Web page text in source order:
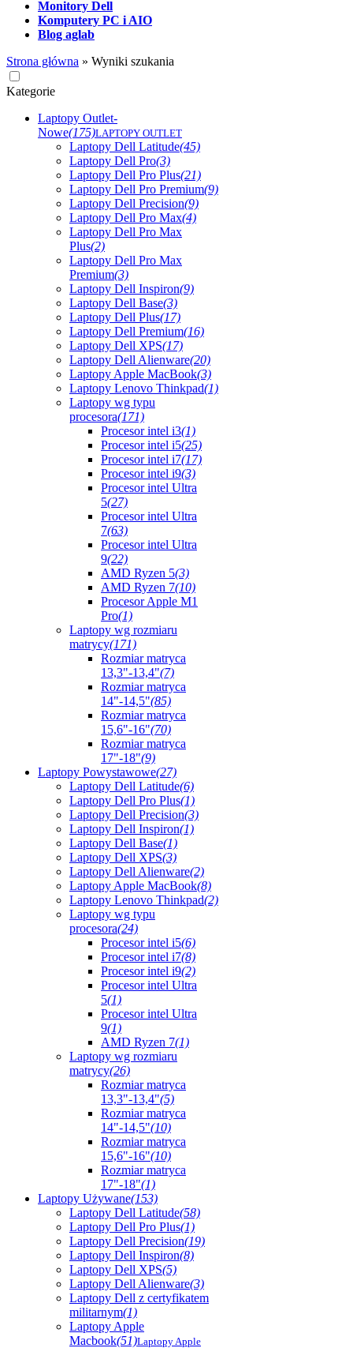
Monitory Dell
Komputery PC i AIO
Blog aglab
Strona główna » Wyniki szukania
Kategorie
Laptopy Outlet-
Nowe(175)LAPTOPY OUTLET
Laptopy Dell Latitude(45)
Laptopy Dell Pro(3)
Laptopy Dell Pro Plus(21)
Laptopy Dell Pro Premium(9)
Laptopy Dell Precision(9)
Laptopy Dell Pro Max(4)
Laptopy Dell Pro Max
Plus(2)
Laptopy Dell Pro Max
Premium(3)
Laptopy Dell Inspiron(9)
Laptopy Dell Base(3)
Laptopy Dell Plus(17)
Laptopy Dell Premium(16)
Laptopy Dell XPS(17)
Laptopy Dell Alienware(20)
Laptopy Apple MacBook(3)
Laptopy Lenovo Thinkpad(1)
Laptopy wg typu
procesora(171)
Procesor intel i3(1)
Procesor intel i5(25)
Procesor intel i7(17)
Procesor intel i9(3)
Procesor intel Ultra
5(27)
Procesor intel Ultra
7(63)
Procesor intel Ultra
9(22)
AMD Ryzen 5(3)
AMD Ryzen 7(10)
Procesor Apple M1
Pro(1)
Laptopy wg rozmiaru
matrycy(171)
Rozmiar matryca
13,3"-13,4"(7)
Rozmiar matryca
14"-14,5"(85)
Rozmiar matryca
15,6"-16"(70)
Rozmiar matryca
17"-18"(9)
Laptopy Powystawowe(27)
Laptopy Dell Latitude(6)
Laptopy Dell Pro Plus(1)
Laptopy Dell Precision(3)
Laptopy Dell Inspiron(1)
Laptopy Dell Base(1)
Laptopy Dell XPS(3)
Laptopy Dell Alienware(2)
Laptopy Apple MacBook(8)
Laptopy Lenovo Thinkpad(2)
Laptopy wg typu
procesora(24)
Procesor intel i5(6)
Procesor intel i7(8)
Procesor intel i9(2)
Procesor intel Ultra
5(1)
Procesor intel Ultra
9(1)
AMD Ryzen 7(1)
Laptopy wg rozmiaru
matrycy(26)
Rozmiar matryca
13,3"-13,4"(5)
Rozmiar matryca
14"-14,5"(10)
Rozmiar matryca
15,6"-16"(10)
Rozmiar matryca
17"-18"(1)
Laptopy Używane(153)
Laptopy Dell Latitude(58)
Laptopy Dell Pro Plus(1)
Laptopy Dell Precision(19)
Laptopy Dell Inspiron(8)
Laptopy Dell XPS(5)
Laptopy Dell Alienware(3)
Laptopy Dell z certyfikatem
militarnym(1)
Laptopy Apple
Macbook(51)Laptopy Apple